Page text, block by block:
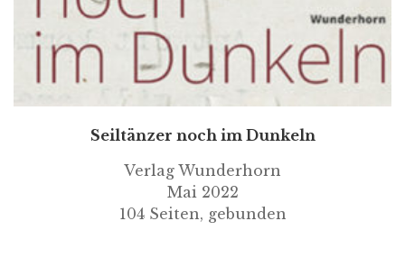
Seiltänzer noch im Dunkeln
Verlag Wunderhorn
Mai 2022
104 Seiten, gebunden